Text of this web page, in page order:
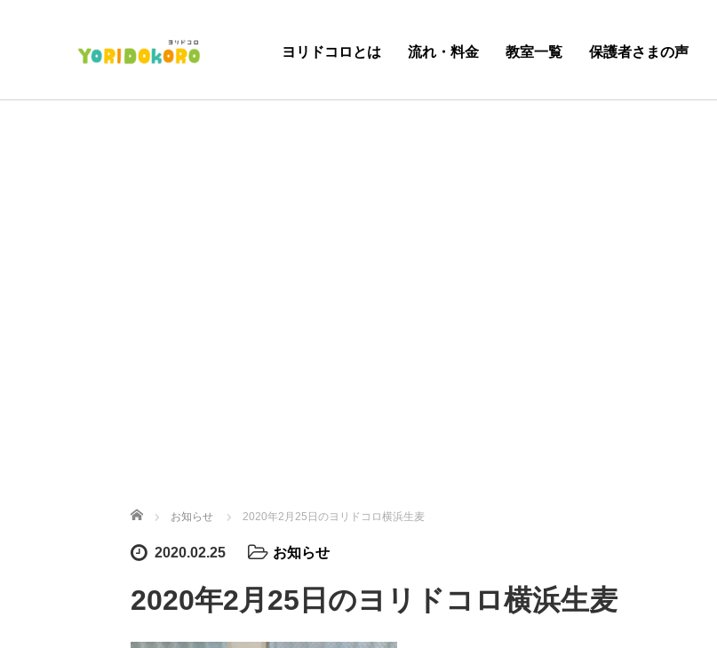
ヨリドコロとは 流れ・料金 教室一覧 保護者さまの声
ホーム お知らせ 2020年2月25日のヨリドコロ横浜生麦
2020.02.25 お知らせ
2020年2月25日のヨリドコロ横浜生麦